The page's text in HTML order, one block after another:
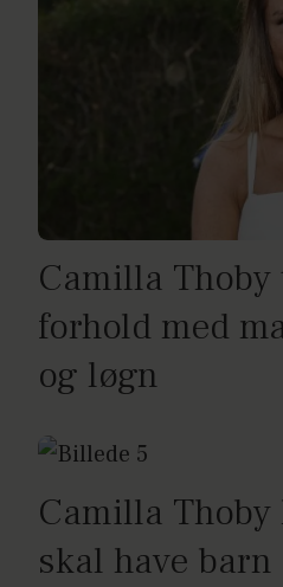
Camilla
forhold med
og løgn
Camilla
skal have